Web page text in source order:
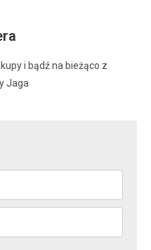
i bądź na bieżąco z
Jaga